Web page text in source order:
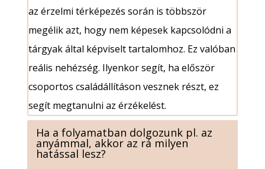
az érzelmi térképezés során is többször
megélik azt, hogy nem képesek kapcsolódni a
tárgyak által képviselt tartalomhoz. Ez valóban
reális nehézség. Ilyenkor segít, ha először
csoportos családállításon vesznek részt, ez
segít megtanulni az érzékelést.
Ha a folyamatban dolgozunk pl. az
anyámmal, akkor az rá milyen
hatással lesz?